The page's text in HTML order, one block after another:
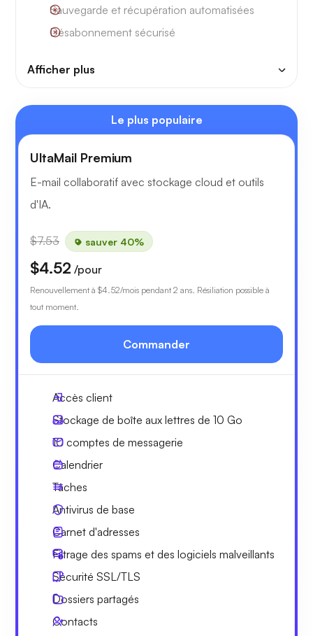
Sauvegarde et récupération automatisées
Désabonnement sécurisé
Afficher plus
Le plus populaire
UltaMail Premium
E-mail collaboratif avec stockage cloud et outils
d'IA.
$7.53 sauver 40%
$4.52 /pour
Renouvellement à $4.52/mois pendant 2 ans. Résiliation possible à
tout moment.
Commander
Accès client
Stockage de boîte aux lettres de 10 Go
10 comptes de messagerie
Calendrier
Tâches
Antivirus de base
Carnet d'adresses
Filtrage des spams et des logiciels malveillants
Sécurité SSL/TLS
Dossiers partagés
Contacts